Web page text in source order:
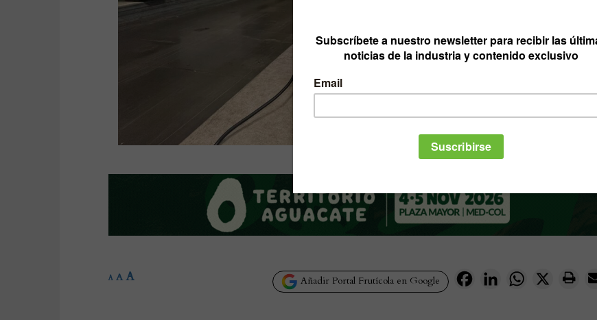
Añadir Portal Frutícola en Google FacebookLinkedInWhatsApp
X
A A A